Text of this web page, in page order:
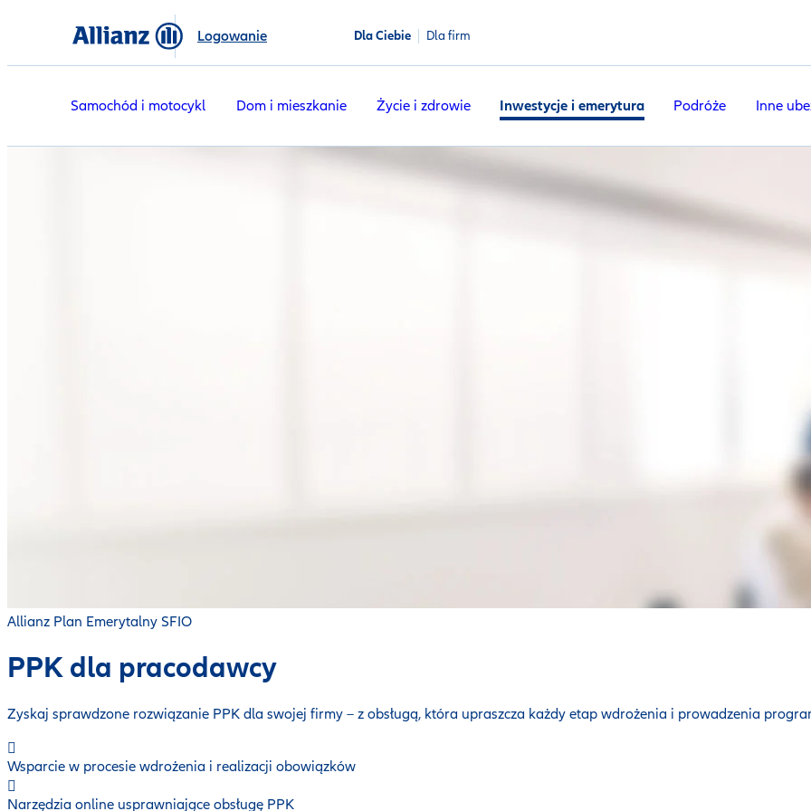
Logowanie Dla Ciebie Dla firm
Samochód i motocykl Dom i mieszkanie Życie i zdrowie Inwestycje i emerytura Podróże Inne
Allianz Plan Emerytalny SFIO
PPK dla pracodawcy
Zyskaj sprawdzone rozwiązanie PPK dla swojej firmy – z obsługą, która upraszcza każdy etap wdrożenia i prowadzenia
Wsparcie w procesie wdrożenia i realizacji obowiązków
Narzędzia online usprawniające obsługę PPK